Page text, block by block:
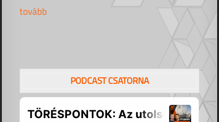
tovább
PODCAST CSATORNA